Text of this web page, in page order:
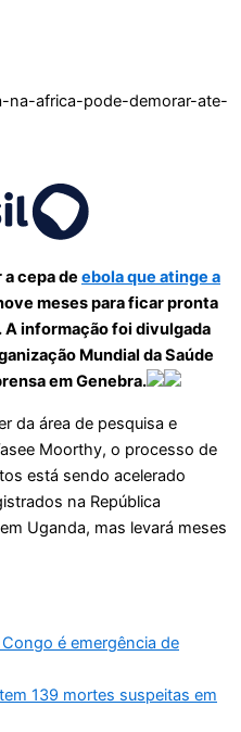
cepa de ebola que atinge a
meses para ficar pronta
A informação foi divulgada
Mundial da Saúde
em Genebra.
da área de pesquisa e
Moorthy, o processo de
está sendo acelerado
na República
Uganda, mas levará meses
é emergência de
139 mortes suspeitas em